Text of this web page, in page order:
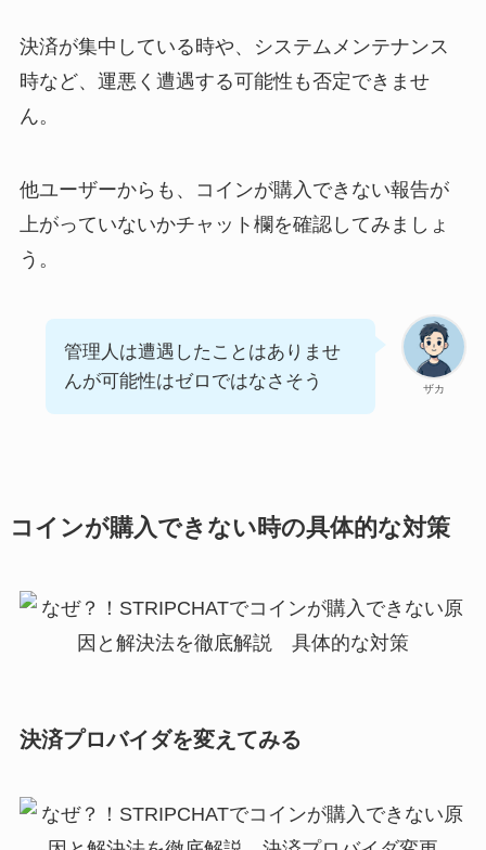
決済が集中している時や、システムメンテナンス
時など、運悪く遭遇する可能性も否定できませ
ん。
他ユーザーからも、コインが購入できない報告が
上がっていないかチャット欄を確認してみましょ
う。
ザカ
管理人は遭遇したことはありませ
んが可能性はゼロではなさそう
コインが購入できない時の具体的な対策
決済プロバイダを変えてみる